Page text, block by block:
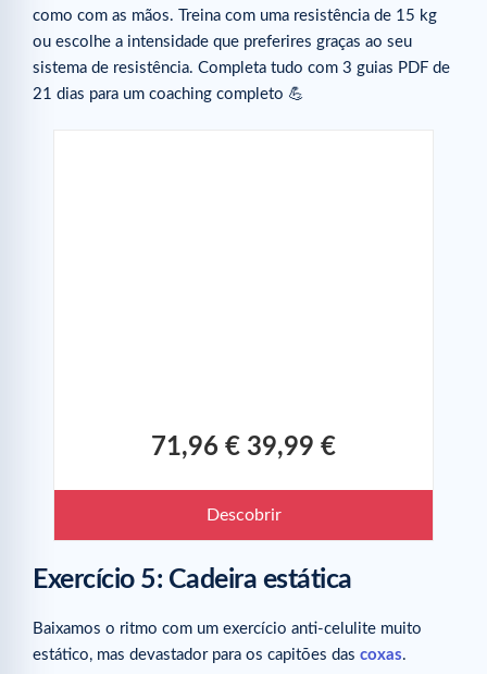
como com as mãos. Treina com uma resistência de 15 kg
ou escolhe a intensidade que preferires graças ao seu
sistema de resistência. Completa tudo com 3 guias PDF de
21 dias para um coaching completo 💪
71,96 € 39,99 €
Descobrir
Exercício 5: Cadeira estática
Baixamos o ritmo com um exercício anti-celulite muito
estático, mas devastador para os capitões das coxas.